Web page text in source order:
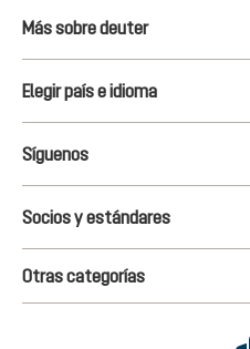
Más sobre deuter
Elegir país e idioma
Síguenos
Socios y estándares
Otras categorías